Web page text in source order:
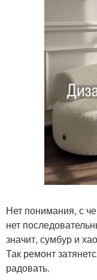
Нет понимания, с
нет
значит, сумбур и
Так ремонт
радовать.